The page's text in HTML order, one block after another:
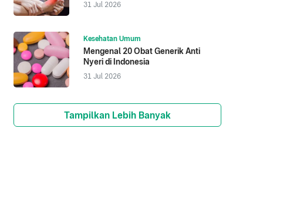
31 Jul 2026
Kesehatan Umum
Mengenal 20 Obat Generik Anti
Nyeri di Indonesia
31 Jul 2026
Tampilkan Lebih Banyak